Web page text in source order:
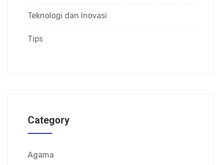
Teknologi dan Inovasi
Tips
Category
Agama